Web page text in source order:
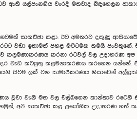
ඇති යල්පැනගිය වැරදි මතවාද බිඳහෙලන
සාකච්ඡා කළා. ඊට අමතරව දකුණු
වඩා ඉතාමත් පහළ මට්ටමක තමයි
කලමණාකරණය කරනා රටවල් වල උදාහරණ
වැඩ කටයුතු කළමනාකරණය කරගෙන
සිටම ලක් වන සාමාජීකරණය නිසාවෙන්
වූවා වැනි මත වල එල්බගෙන කාන්තාව
අපි සාකච්ඡා කළ ප්‍රයෝගික උදාහරණ ගත් කළ